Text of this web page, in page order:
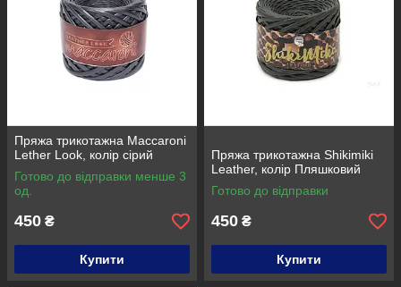
Пряжа трикотажна Maccaroni
Lether Look, колір сірий
Готово до відправки менше 3
од.
450 ₴
Купити
Пряжа трикотажна Shikimiki
Leather, колір Пляшковий
Готово до відправки
450 ₴
Купити